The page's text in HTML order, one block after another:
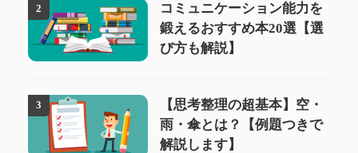
2
コミュニケーション能力を
鍛えるおすすめ本20選【選
び方も解説】
3
【思考整理の超基本】空・
雨・傘とは？【例題つきで
解説します】